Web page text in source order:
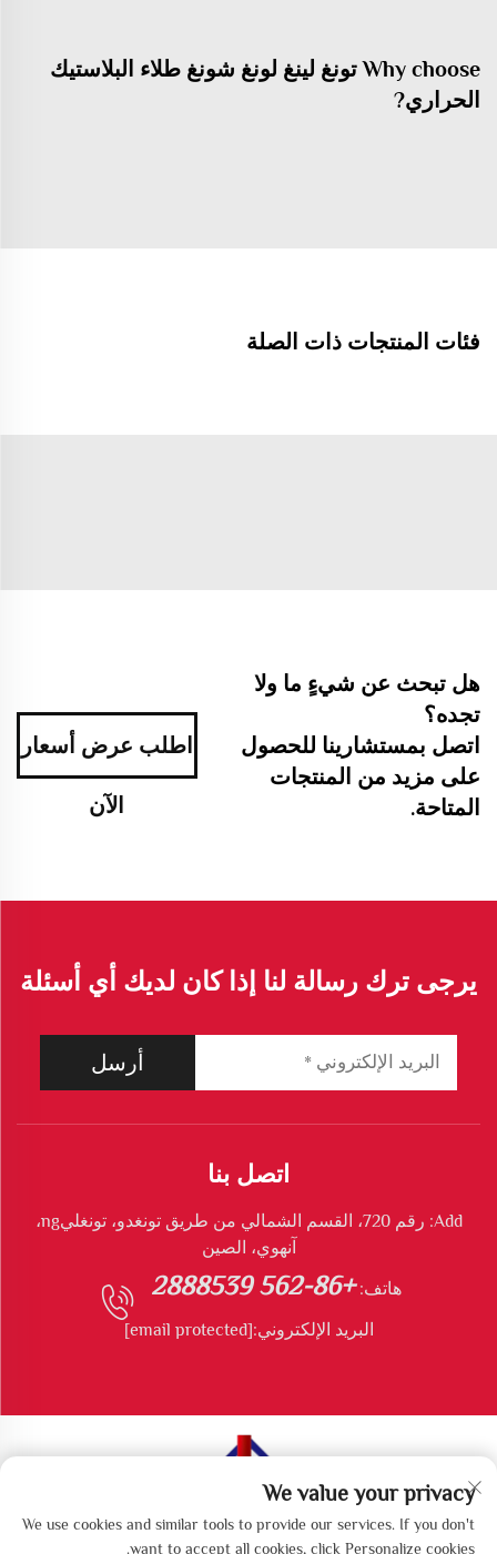
Why choose تونغ لينغ لونغ شونغ طلاء البلاستيك
الحراري?
فئات المنتجات ذات الصلة
هل تبحث عن شيءٍ ما ولا
تجده؟
اتصل بمستشارينا للحصول
على مزيد من المنتجات
المتاحة.
اطلب عرض أسعار
الآن
يرجى ترك رسالة لنا إذا كان لديك أي أسئلة
أرسل
اتصل بنا
Add: رقم 720، القسم الشمالي من طريق تونغدو، تونغليng،
آنهوي، الصين
هاتف: +86-562 2888539
البريد الإلكتروني:[email protected]
جميع الحقوق محفوظة © شركة تونغليng لونغشونغ للمعدات
البيئية المحدودة
We value your privacy
We use cookies and similar tools to provide our services. If you don't
want to accept all cookies, click Personalize cookies.